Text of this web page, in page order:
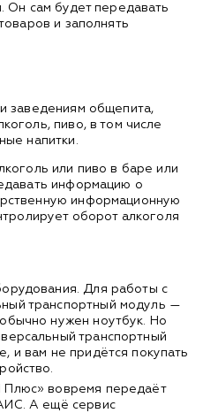
Он сам будет передавать
и заполнять
заведениям общепита,
пиво, в том числе
напитки.
или пиво в баре или
информацию о
информационную
оборот алкоголя
Для работы с
транспортный модуль —
нужен ноутбук. Но
транспортный
и вам не придётся покупать
вовремя передаёт
А ещё сервис